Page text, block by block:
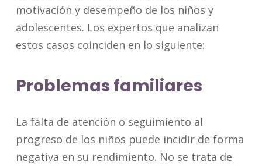
motivación y desempeño de los niños y
adolescentes. Los expertos que analizan
estos casos coinciden en lo siguiente:
Problemas familiares
La falta de atención o seguimiento al
progreso de los niños puede incidir de forma
negativa en su rendimiento. No se trata de